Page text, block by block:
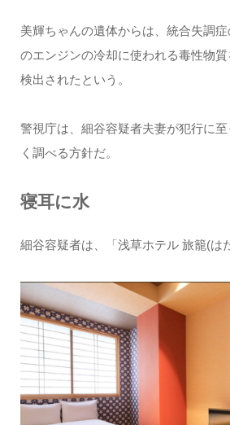
美輝ちゃんの遺体からは、統合失調
のエンジンの冷却に使われる毒性物
検出されたという。
警視庁は、細谷容疑者夫妻が犯行に
く調べる方針だ。
寝耳に水
細谷容疑者は、「浅草ホテル 旅籠(は